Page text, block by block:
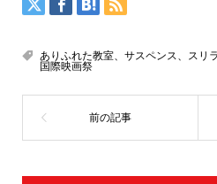
ありふれた教室、サスペンス、スリ
国際映画祭